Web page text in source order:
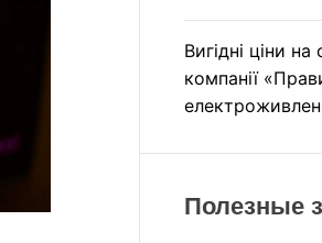
Вигідні ціни на
компанії
Полезные